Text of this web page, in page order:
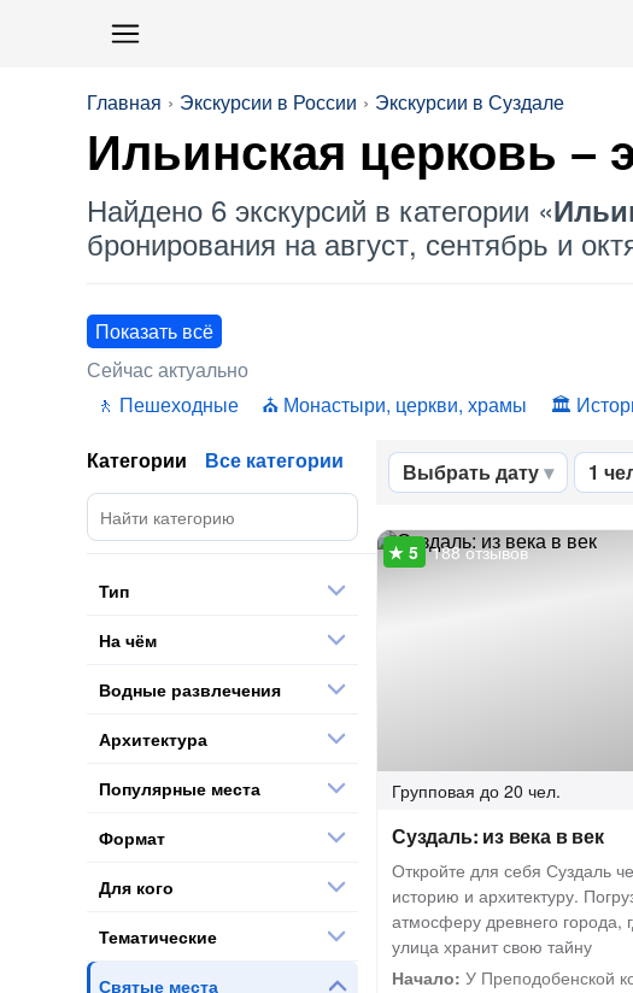
Главная Экскурсии в России Экскурсии в Суздале
Ильинская церковь –
Найдено 6 экскурсий в категории «
бронирования на август, сентябрь и
Показать всё
Сейчас актуально
Пешеходные
Монастыри, церкви, храмы
Выбрать дату 1
188 отзывов
Групповая до 20 чел.
Суздаль: из века в век
Откройте для себя Суздаль
историю и архитектуру.
атмосферу древнего города,
улица хранит свою тайну
Начало: У Преподобенской
Категории Все категории
Тип
На чём
Водные развлечения
Архитектура
Популярные места
Формат
Для кого
Тематические
Святые места